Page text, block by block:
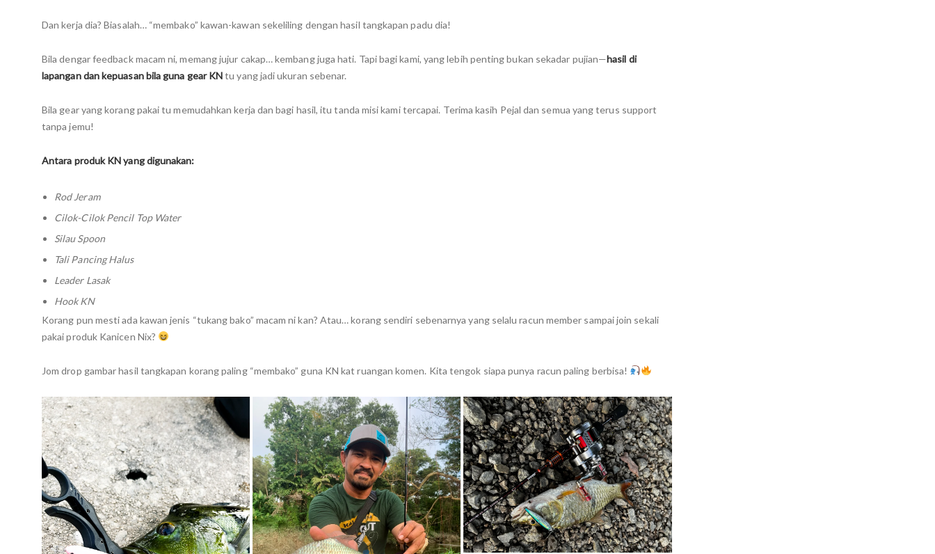
Dan kerja dia? Biasalah… “membako” kawan-kawan sekeliling dengan hasil tangkapan padu dia!
Bila dengar feedback macam ni, memang jujur cakap… kembang juga hati. Tapi bagi kami, yang lebih penting bukan sekadar pujian—hasil di
lapangan dan kepuasan bila guna gear KNtu yang jadi ukuran sebenar.
Bila gear yang korang pakai tu memudahkan kerja dan bagi hasil, itu tanda misi kami tercapai. Terima kasih Pejal dan semua yang terus support
tanpa jemu!
Antara produk KN yang digunakan:
Rod Jeram
Cilok-Cilok Pencil Top Water
Silau Spoon
Tali Pancing Halus
Leader Lasak
Hook KN
Korang pun mesti ada kawan jenis “tukang bako” macam ni kan? Atau… korang sendiri sebenarnya yang selalu racun member sampai join sekali
pakai produk Kanicen Nix?
Jom drop gambar hasil tangkapan korang paling “membako” guna KN kat ruangan komen. Kita tengok siapa punya racun paling berbisa!